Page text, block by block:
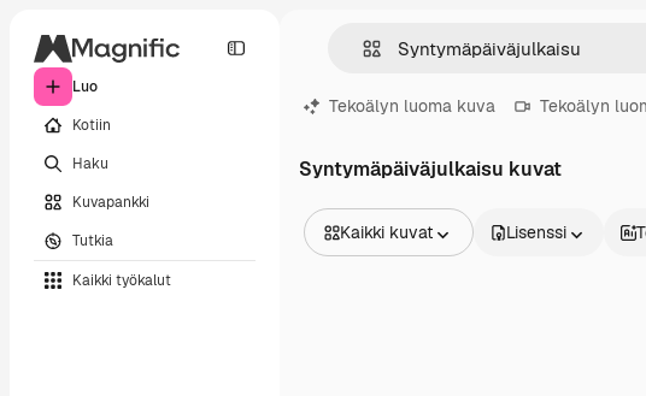
Luo
Kotiin
Haku
Kuvapankki
Tutkia
Kaikki työkalut
Tekoälyn luoma kuva Tekoälyn
Syntymäpäiväjulkaisu kuvat
Kaikki kuvat Lisenssi